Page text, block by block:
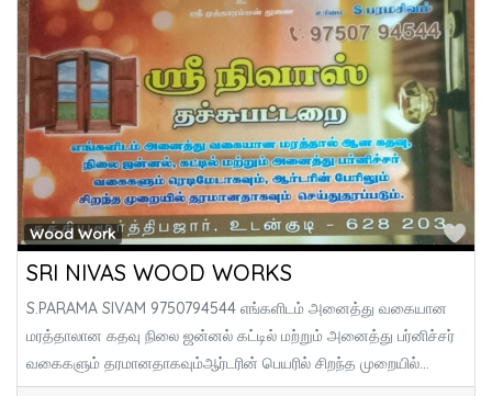
Wood Work
SRI NIVAS WOOD WORKS
S.PARAMA SIVAM 9750794544 எங்களிடம் அனைத்து வகையான
மரத்தாலான கதவு நிலை ஜன்னல் கட்டில் மற்றும் அனைத்து பர்னிச்சர்
வகைகளும் தரமானதாகவும்ஆர்டரின் பெயரில் சிறந்த முறையில்
தரமானதாகவும்